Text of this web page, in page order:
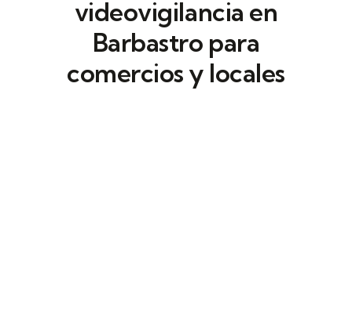
videovigilancia en
Barbastro para
comercios y locales